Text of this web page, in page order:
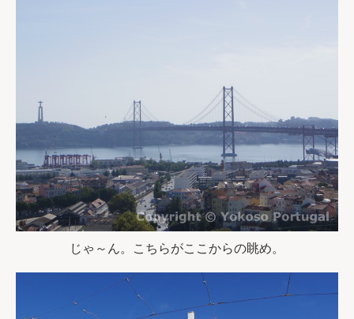
じゃ～ん。こちらがここからの眺め。